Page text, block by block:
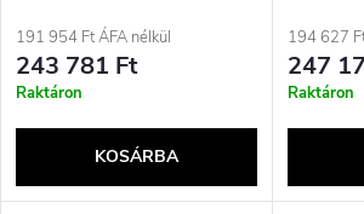
Použité
191 954 Ft ÁFA nélkül
243 781 Ft
Raktáron
KOSÁRBA
UHD
47Wh
Adapter
194 627
247
Raktáron